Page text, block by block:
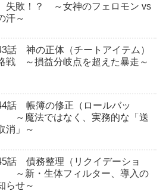
失敗！？ ～女神のフェロモン vs
汗～
話 神の正体（チートアイテム）
戦 ～損益分岐点を超えた暴走～
話 帳簿の修正（ロールバッ
～魔法ではなく、実務的な「送
消」～
話 債務整理（リクイデーショ
～新・生体フィルター、導入の
らせ～